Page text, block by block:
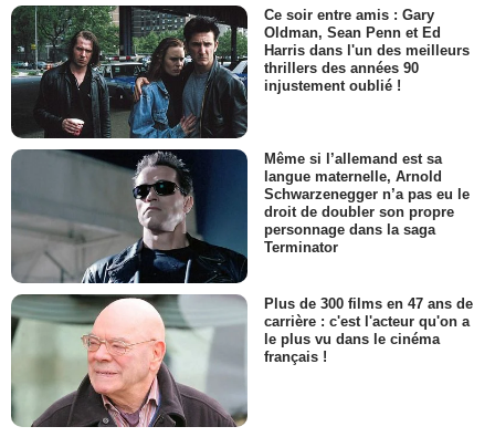
Ce soir entre amis : Gary
Oldman, Sean Penn et Ed
Harris dans l'un des meilleurs
thrillers des années 90
injustement oublié !
Même si l’allemand est sa
langue maternelle, Arnold
Schwarzenegger n’a pas eu le
droit de doubler son propre
personnage dans la saga
Terminator
Plus de 300 films en 47 ans de
carrière : c'est l'acteur qu'on a
le plus vu dans le cinéma
français !